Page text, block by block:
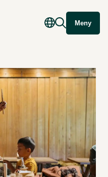
Meny